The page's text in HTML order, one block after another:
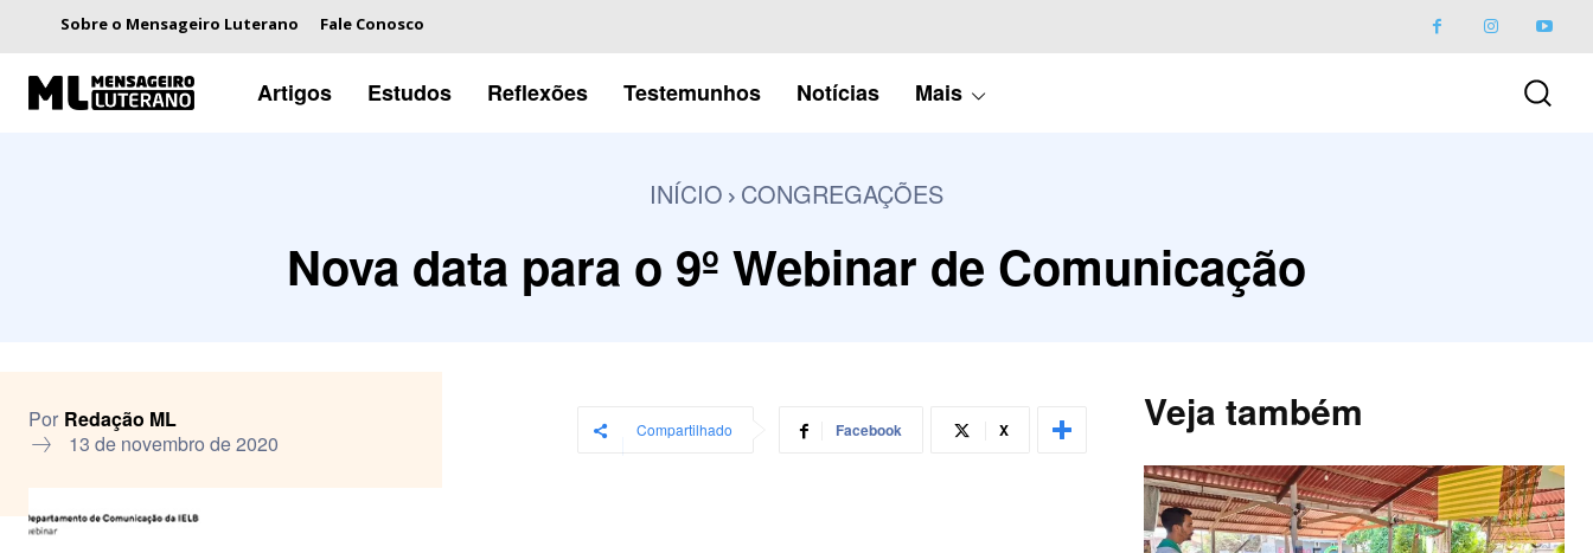
Sobre o Mensageiro Luterano Fale Conosco
Artigos Estudos Reflexões Testemunhos Notícias Mais
INÍCIO CONGREGAÇÕES
Nova data para o 9º Webinar de Comunicação
Por Redação ML
13 de novembro de 2020
Compartilhado Facebook X Veja também